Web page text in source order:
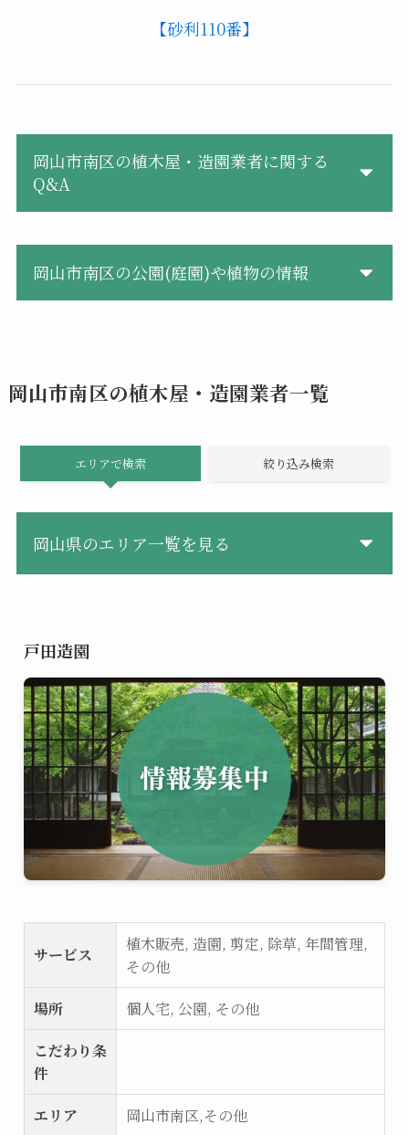
【砂利110番】
岡山市南区の植木屋・造園業者に関する
Q&A
岡山市南区の公園(庭園)や植物の情報
岡山市南区の植木屋・造園業者一覧
エリアで検索 絞り込み検索
岡山県のエリア一覧を見る
戸田造園
サービス
植木販売, 造園, 剪定, 除草, 年間管理,
その他
場所
個人宅, 公園, その他
こだわり条
件
エリア
岡山市南区,その他